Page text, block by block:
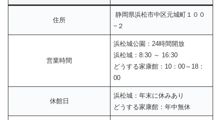
住所
静岡県浜松市中区元城町１００
−２
営業時間
浜松城公園：24時間開放
浜松城：8:30 ～ 16:30
どうする家康館：10：00～18：
00
休館日
浜松城：年末に休みあり
どうする家康館：年中無休